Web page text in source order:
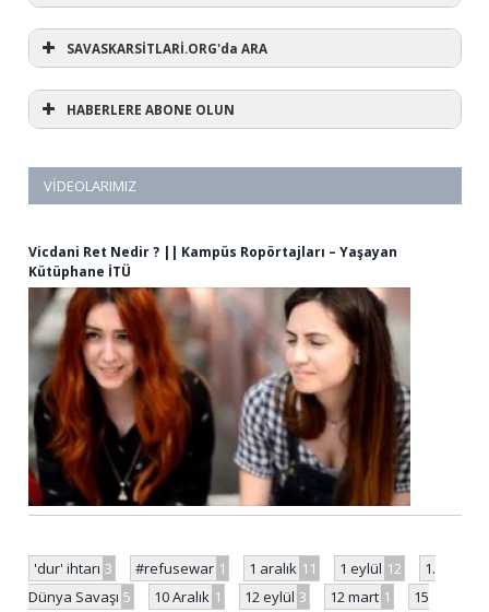
SAVASKARSİTLARİ.ORG'da ARA
HABERLERE ABONE OLUN
VIDEOLARIMIZ
Vicdani Ret Nedir ? || Kampüs Ropörtajları – Yaşayan
Kütüphane İTÜ
'dur' ihtarı 3 #refusewar 1 1 aralık 11 1 eylül 12
1.
Dünya Savaşı 5 10 Aralık 1 12 eylül 3 12 mart 1 15